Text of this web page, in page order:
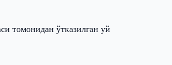
томонидан ўтказилган уй